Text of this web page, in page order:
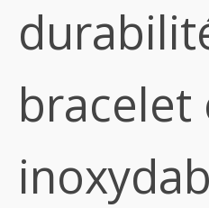
bracelet